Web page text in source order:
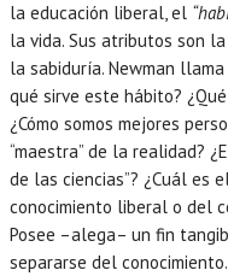
la educación liberal, el
la vida. Sus atributos son
la sabiduría. Newman
qué sirve este hábito?
¿Cómo somos mejores
“maestra” de la realidad?
de las ciencias”? ¿Cuál es
conocimiento liberal o del
Posee –alega– un fin
separarse del conocimiento.